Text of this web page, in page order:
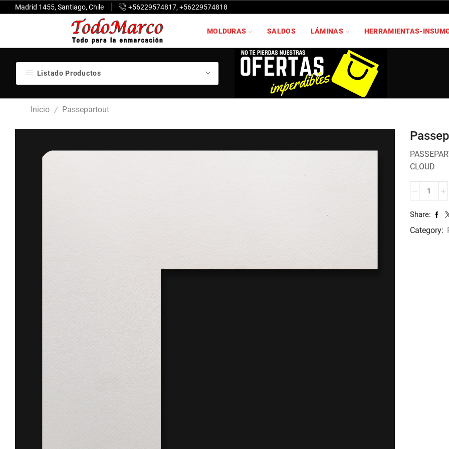
Madrid 1455, Santiago, Chile +56229574817, +56229574818
MOLDURAS SALDOS LÁMINAS HERRAMIENTAS-
Listado Productos
Inicio / Passepartout
CLOUD
Share:
Category: